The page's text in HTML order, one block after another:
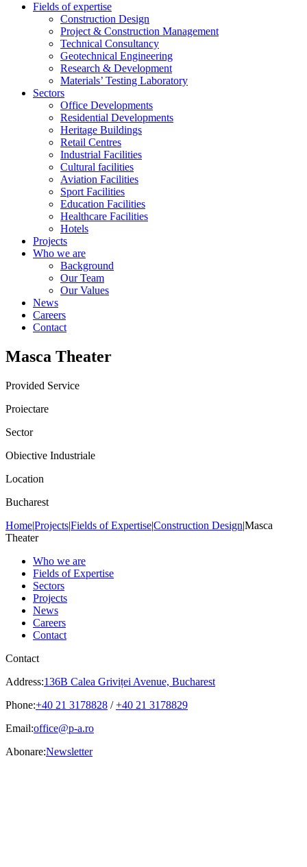
Fields of expertise
Construction Design
Project & Construction Management
Technical Consultancy
Geotechnical Engineering
Research & Development
Materials’ Testing Laboratory
Sectors
Office Developments
Residential Developments
Heritage Buildings
Retail Centres
Industrial Facilities
Cultural facilities
Aviation Facilities
Sport Facilities
Education Facilities
Healthcare Facilities
Hotels
Projects
Who we are
Background
Our Team
Our Values
News
Careers
Contact
Masca Theater
Provided Service
Proiectare
Sector
Obiective Industriale
Location
Bucharest
Home|Projects|Fields of Expertise|Construction Design|Masca
Theater
Who we are
Fields of Expertise
Sectors
Projects
News
Careers
Contact
Contact
Address:136B Calea Griviței Avenue, Bucharest
Phone:+40 21 3178828 /+40 21 3178829
Email:office@p-a.ro
Abonare:Newsletter